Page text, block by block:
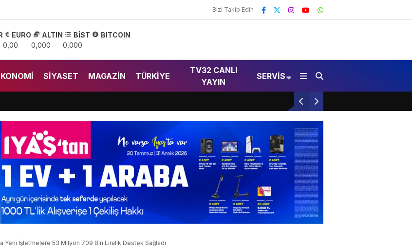
Bizi Takip Edin
EURO
0,00
ALTIN
0,000
BİST
0,000
BITCOIN
SIYASET MAGAZIN TÜRKIYE
TV32 CANLI
YAYIN
SERVIS
Erkan, Isparta’da Su Projelerini İnceledi
Yeni İşletmelere 53 Milyon 709 Bin Liralık Destek Sağladı